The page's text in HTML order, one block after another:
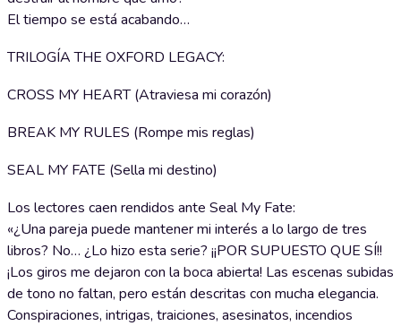
El tiempo se está acabando…
TRILOGÍA THE OXFORD LEGACY:
CROSS MY HEART (Atraviesa mi corazón)
BREAK MY RULES (Rompe mis reglas)
SEAL MY FATE (Sella mi destino)
Los lectores caen rendidos ante Seal My Fate:
«¿Una pareja puede mantener mi interés a lo largo de tres
libros? No… ¿Lo hizo esta serie? ¡¡POR SUPUESTO QUE SÍ!!
¡Los giros me dejaron con la boca abierta! Las escenas subidas
de tono no faltan, pero están descritas con mucha elegancia.
Conspiraciones, intrigas, traiciones, asesinatos, incendios